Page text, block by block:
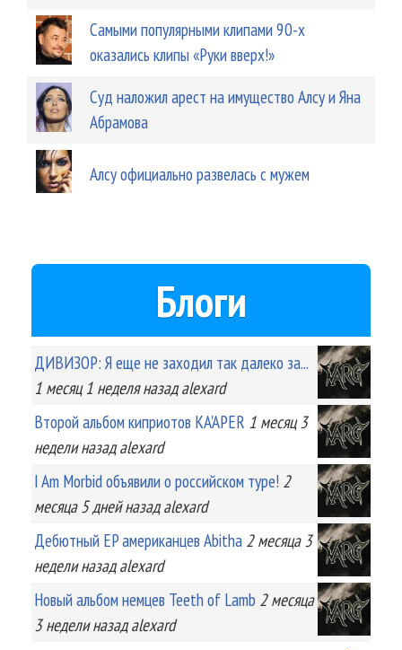
Самыми популярными клипами 90-х
оказались клипы «Руки вверх!»
Суд наложил арест на имущество Алсу и Яна
Абрамова
Алсу официально развелась с мужем
Блоги
ДИВИЗОР: Я еще не заходил так далеко за...
1 месяц 1 неделяназад alexard
Второй альбом киприотов KA'APER 1 месяц 3
неделиназад alexard
I Am Morbid объявили о российском туре! 2
месяца 5 днейназад alexard
Дебютный EP американцев Abitha 2 месяца 3
неделиназад alexard
Новый альбом немцев Teeth of Lamb 2 месяца
3 неделиназад alexard